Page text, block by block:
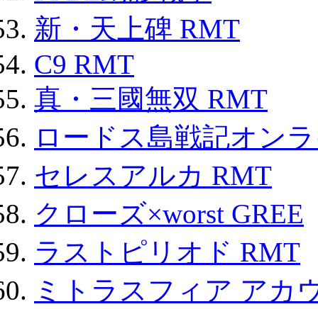
新・天上碑 RMT
C9 RMT
真・三國無双 RMT
ロードス島戦記オン
セレスアルカ RMT
クローズ×worst GREE
ラストピリオド RMT
ミトラスフィア アカ